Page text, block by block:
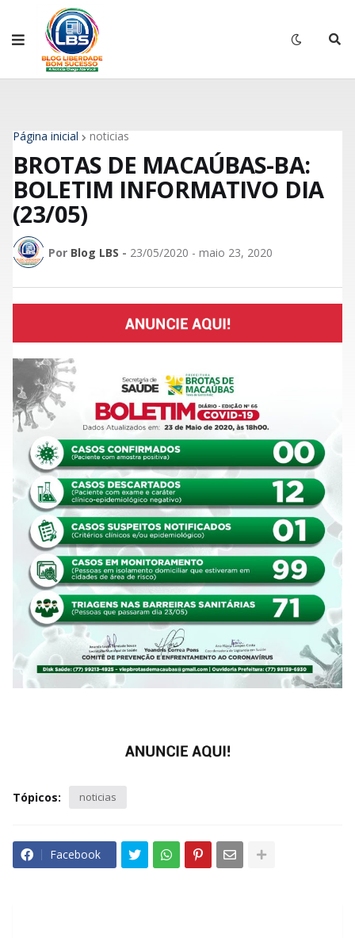
Página inicial noticias
BROTAS DE MACAÚBAS-BA:
BOLETIM INFORMATIVO DIA
(23/05)
Por Blog LBS - 23/05/2020 - maio 23, 2020
Tópicos: noticias
Facebook